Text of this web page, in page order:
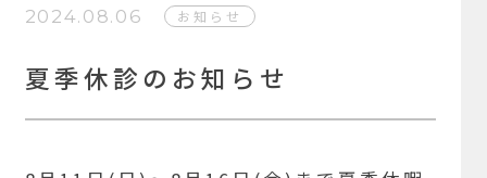
2024.08.06 お知らせ
夏季休診のお知らせ